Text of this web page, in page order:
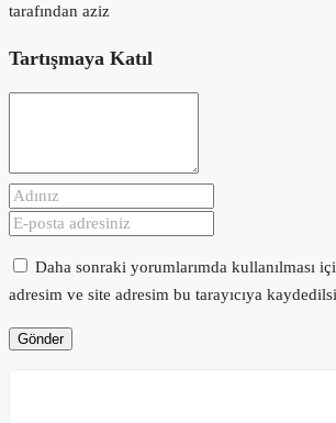
tarafından aziz
Tartışmaya Katıl
Daha sonraki yorumlarımda kullanılması
adresim ve site adresim bu tarayıcıya